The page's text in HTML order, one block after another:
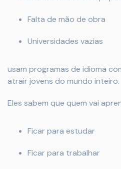
Falta de mão de obra
Universidades vazias
usam programas de idioma
atrair jovens do mundo inteiro.
Eles sabem que quem vai
Ficar para estudar
Ficar para trabalhar